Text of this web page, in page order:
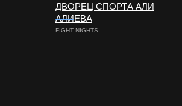
ДВОРЕЦ СПОРТА АЛИ
АЛИЕВА
FIGHT NIGHTS